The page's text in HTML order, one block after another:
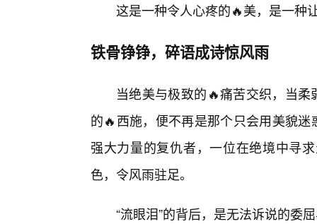
这是一种令人心疼的🔥美，是一种
铁骨铮铮，碎语成诗惊风雨
当绝美与极致的🔥痛苦交织，当
的🔥西施，便不再是那个只会用美貌
强大力量的复仇者，一位在绝境中寻
色，令风雨驻足。
“流眼泪”的背后，是无法诉说的委